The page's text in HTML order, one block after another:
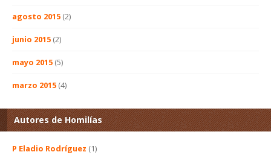
agosto 2015 (2)
junio 2015 (2)
mayo 2015 (5)
marzo 2015 (4)
Autores de Homilías
P Eladio Rodríguez (1)